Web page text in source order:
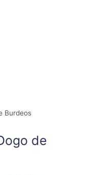
Burdeos
de